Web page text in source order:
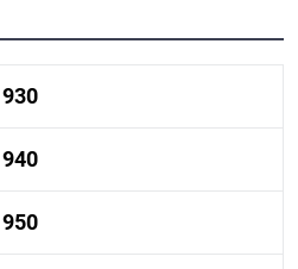
1930 история
1930 культура
1940 история
1940 культура